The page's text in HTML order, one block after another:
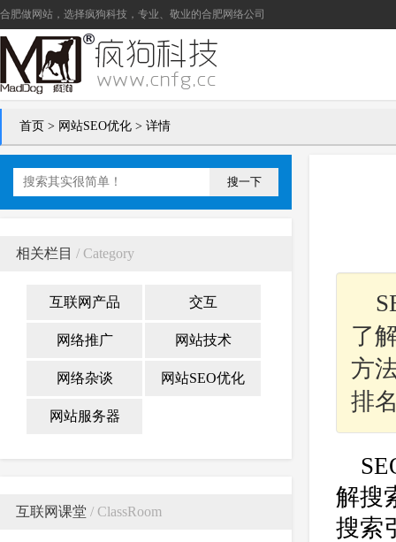
合肥做网站 ，选择疯狗科技，专业、敬业的合肥网络公司
首页 > 网站SEO优化 > 详情
搜一下
相关栏目 / Category
互联网产品 交互
网络推广 网站技术
网络杂谈 网站SEO优化
网站服务器
互联网课堂 / ClassRoom
了
方
排
解搜
搜索